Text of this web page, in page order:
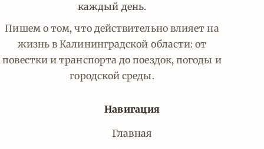
каждый день.
Пишем о том, что действительно влияет на
жизнь в Калининградской области: от
повестки и транспорта до поездок, погоды и
городской среды.
Навигация
Главная